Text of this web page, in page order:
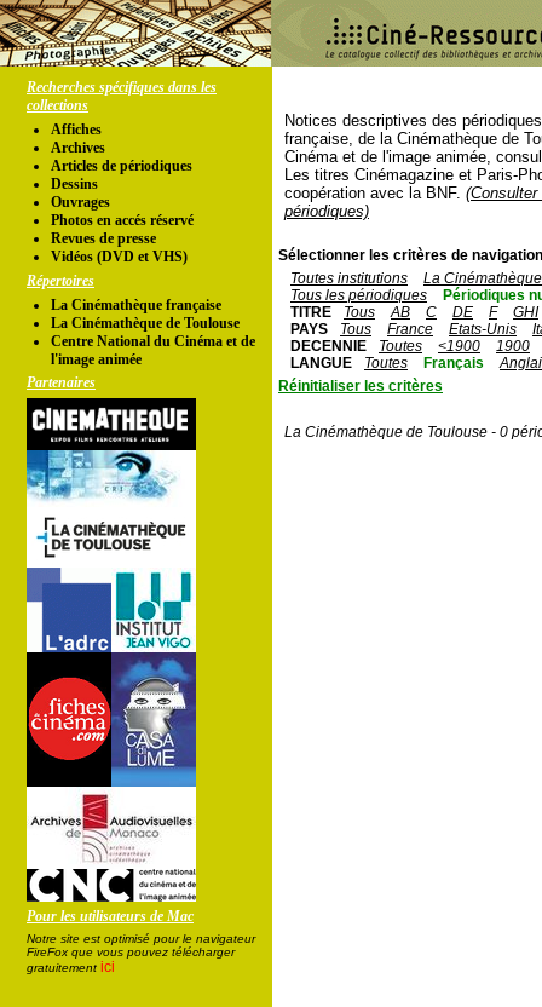
Recherches spécifiques dans les
collections
Affiches
Archives
Articles de périodiques
Dessins
Ouvrages
Photos en accés réservé
Revues de presse
Vidéos (DVD et VHS)
Répertoires
La Cinémathèque française
La Cinémathèque de Toulouse
Centre National du Cinéma et de
l'image animée
Partenaires
Pour les utilisateurs de Mac
Notre site est optimisé pour le navigateur
FireFox que vous pouvez télécharger
gratuitement ici
Notices descriptives des
française, de la Cinémathèque de
Cinéma et de l'image animée,
Les titres Cinémagazine et Paris-
coopération avec la BNF.
périodiques)
Sélectionner les critères de
Toutes institutions
La
Tous les périodiques
Périodiques
TITRE
Tous AB C DE F
GHI
PAYS
Tous France Etats-Unis
DECENNIE
Toutes <1900
1900
LANGUE
Toutes Français
Réinitialiser les critères
La Cinémathèque de Toulouse - 0